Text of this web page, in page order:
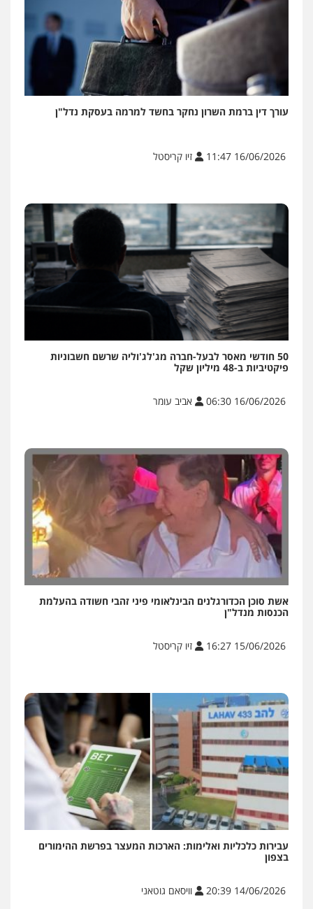
עורך דין ברמת השרון נחקר בחשד למרמה בעסקת נדל"ן
16/06/2026 11:47 זיו קריסטל
50 חודשי מאסר לבעל-חברה מג'לג'וליה שרשם חשבוניות
פיקטיביות ב-48 מיליון שקל
16/06/2026 06:30 אביב עומר
אשת סוכן הכדורגלנים הבינלאומי פיני זהבי חשודה בהעלמת
הכנסות מנדל"ן
15/06/2026 16:27 זיו קריסטל
עבירות כלכליות ואלימות: הארכות המעצר בפרשת ההימורים
בצפון
14/06/2026 20:39 וויסאם גוטאני